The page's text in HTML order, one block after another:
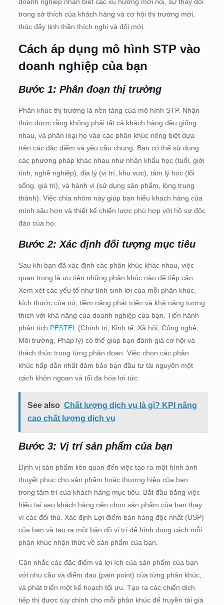
doanh nghiệp nhận biết các xu hướng mới nổi, sự thay đổi
trong sở thích của khách hàng và cơ hội thị trường mới,
thúc đẩy tinh thần thích nghi và đổi mới.
Cách áp dụng mô hình STP vào
doanh nghiệp của bạn
Bước 1: Phân đoạn thị trường
Phân khúc thị trường là nền tảng của mô hình STP. Nhận
thức được rằng không phải tất cả khách hàng đều giống
nhau, và phân loại họ vào các phân khúc riêng biệt dựa
trên các đặc điểm và yêu cầu chung. Bạn có thể sử dụng
các phương pháp khác nhau như nhân khẩu học (tuổi, giới
tính, nghề nghiệp), địa lý (vị trí, khu vực), tâm lý học (lối
sống, giá trị), và hành vi (sử dụng sản phẩm, lòng trung
thành). Việc chia nhóm này giúp bạn hiểu khách hàng của
mình sâu hơn và thiết kế chiến lược phù hợp với hồ sơ độc
đáo của họ.
Bước 2: Xác định đối tượng mục tiêu
Sau khi bạn đã xác định các phân khúc khác nhau, việc
quan trọng là ưu tiên những phân khúc nào để tiếp cận.
Xem xét các yếu tố như tính sinh lời của mỗi phân khúc,
kích thước của nó, tiềm năng phát triển và khả năng tương
thích với khả năng của doanh nghiệp của bạn. Tiến hành
phân tích PESTEL(Chính trị, Kinh tế, Xã hội, Công nghệ,
Môi trường, Pháp lý) có thể giúp bạn đánh giá cơ hội và
thách thức trong từng phân đoạn. Việc chọn các phân
khúc hấp dẫn nhất đảm bảo bạn đầu tư tài nguyên một
cách khôn ngoan và tối đa hóa lợi tức.
See also Chất lượng dịch vụ là gì? KPI nâng
cao chất lượng dịch vụ
Bước 3: Vị trí sản phẩm của bạn
Định vị sản phẩm liên quan đến việc tạo ra một hình ảnh
thuyết phục cho sản phẩm hoặc thương hiệu của bạn
trong tâm trí của khách hàng mục tiêu. Bắt đầu bằng việc
hiểu tại sao khách hàng nên chọn sản phẩm của bạn thay
vì các đối thủ. Xác định Lợi điểm bán hàng độc nhất (USP)
của bạn và tạo ra một bản đồ vị trí để hình dung cách mỗi
phân khúc nhận thức về sản phẩm của bạn.
Cân nhắc các đặc điểm và lợi ích của sản phẩm của bạn
với nhu cầu và điểm đau (pain point) của từng phân khúc,
và phát triển một kế hoạch tối ưu. Tạo ra các chiến dịch
tiếp thị được tùy chỉnh cho mỗi phân khúc để truyền tải giá